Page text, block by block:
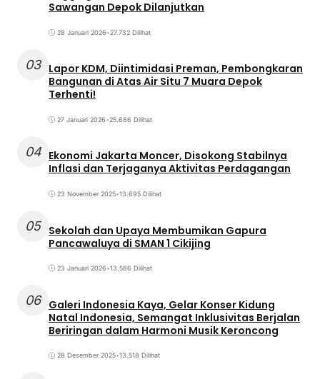
Sawangan Depok Dilanjutkan
28 Januari 2026•27.732 Dilihat
03 Lapor KDM, Diintimidasi Preman, Pembongkaran
Bangunan di Atas Air Situ 7 Muara Depok
Terhenti!
27 Januari 2026•25.686 Dilihat
04 Ekonomi Jakarta Moncer, Disokong Stabilnya
Inflasi dan Terjaganya Aktivitas Perdagangan
23 November 2025•13.695 Dilihat
05 Sekolah dan Upaya Membumikan Gapura
Pancawaluya di SMAN 1 Cikijing
23 Januari 2026•13.586 Dilihat
06 Galeri Indonesia Kaya, Gelar Konser Kidung
Natal Indonesia, Semangat Inklusivitas Berjalan
Beriringan dalam Harmoni Musik Keroncong
28 Desember 2025•13.518 Dilihat